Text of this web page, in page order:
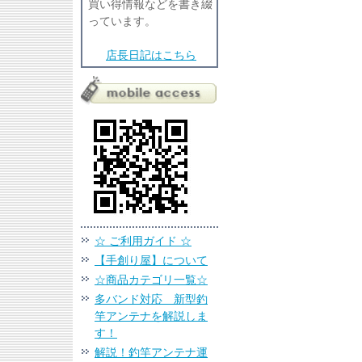
買い得情報などを書き綴
っています。
店長日記はこちら
☆ ご利用ガイド ☆
【手創り屋】について
☆商品カテゴリ一覧☆
多バンド対応 新型釣
竿アンテナを解説しま
す！
解説！釣竿アンテナ運